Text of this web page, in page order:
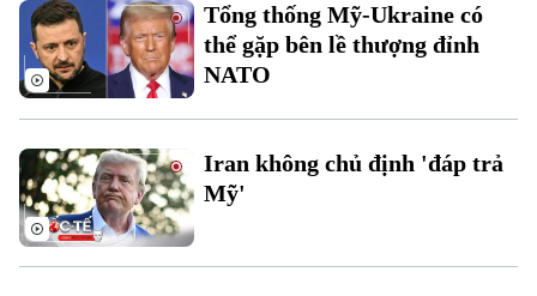
Di tích
Dinh dưỡng
Tư vấn sức khỏe
Bóng đá
Quần vợt
Golf
Giải trí
Tin tức
Sao
Điện ảnh
Đã phát sóng
Tổng thống Mỹ-Ukraine có
thể gặp bên lề thượng đỉnh
NATO
Iran không chủ định 'đáp trả
Mỹ'